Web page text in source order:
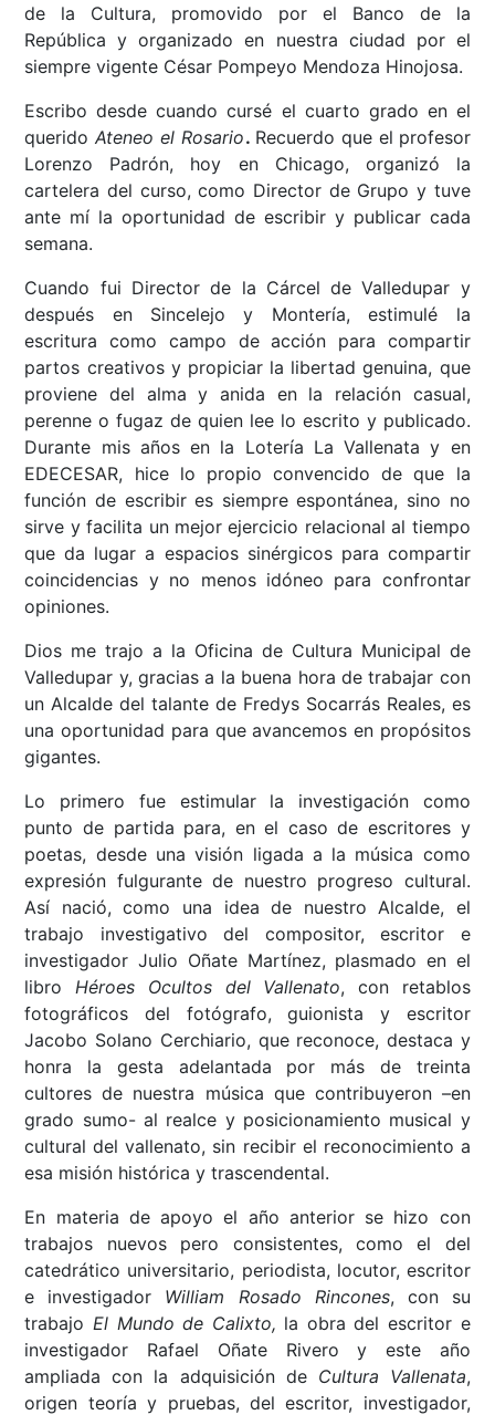
de la Cultura, promovido por el Banco de la
República y organizado en nuestra ciudad por el
siempre vigente César Pompeyo Mendoza Hinojosa.
Escribo desde cuando cursé el cuarto grado en el
queridoAteneo el Rosario. Recuerdo que el profesor
Lorenzo Padrón, hoy en Chicago, organizó la
cartelera del curso, como Director de Grupo y tuve
ante mí la oportunidad de escribir y publicar cada
semana.
Cuando fui Director de la Cárcel de Valledupar y
después en Sincelejo y Montería, estimulé la
escritura como campo de acción para compartir
partos creativos y propiciar la libertad genuina, que
proviene del alma y anida en la relación casual,
perenne o fugaz de quien lee lo escrito y publicado.
Durante mis años en la Lotería La Vallenata y en
EDECESAR, hice lo propio convencido de que la
función de escribir es siempre espontánea, sino no
sirve y facilita un mejor ejercicio relacional al tiempo
que da lugar a espacios sinérgicos para compartir
coincidencias y no menos idóneo para confrontar
opiniones.
Dios me trajo a la Oficina de Cultura Municipal de
Valledupar y, gracias a la buena hora de trabajar con
un Alcalde del talante de Fredys Socarrás Reales, es
una oportunidad para que avancemos en propósitos
gigantes.
Lo primero fue estimular la investigación como
punto de partida para, en el caso de escritores y
poetas, desde una visión ligada a la música como
expresión fulgurante de nuestro progreso cultural.
Así nació, como una idea de nuestro Alcalde, el
trabajo investigativo del compositor, escritor e
investigador Julio Oñate Martínez, plasmado en el
libro Héroes Ocultos del Vallenato, con retablos
fotográficos del fotógrafo, guionista y escritor
Jacobo Solano Cerchiario, que reconoce, destaca y
honra la gesta adelantada por más de treinta
cultores de nuestra música que contribuyeron –en
grado sumo- al realce y posicionamiento musical y
cultural del vallenato, sin recibir el reconocimiento a
esa misión histórica y trascendental.
En materia de apoyo el año anterior se hizo con
trabajos nuevos pero consistentes, como el del
catedrático universitario, periodista, locutor, escritor
e investigador William Rosado Rincones, con su
trabajo El Mundo de Calixto, la obra del escritor e
investigador Rafael Oñate Rivero y este año
ampliada con la adquisición de Cultura Vallenata,
origen teoría y pruebas, del escritor, investigador,